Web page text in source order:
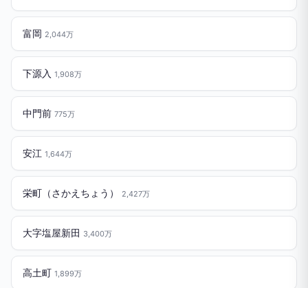
富岡 2,044万
下源入 1,908万
中門前 775万
安江 1,644万
栄町（さかえちょう） 2,427万
大字塩屋新田 3,400万
高土町 1,899万